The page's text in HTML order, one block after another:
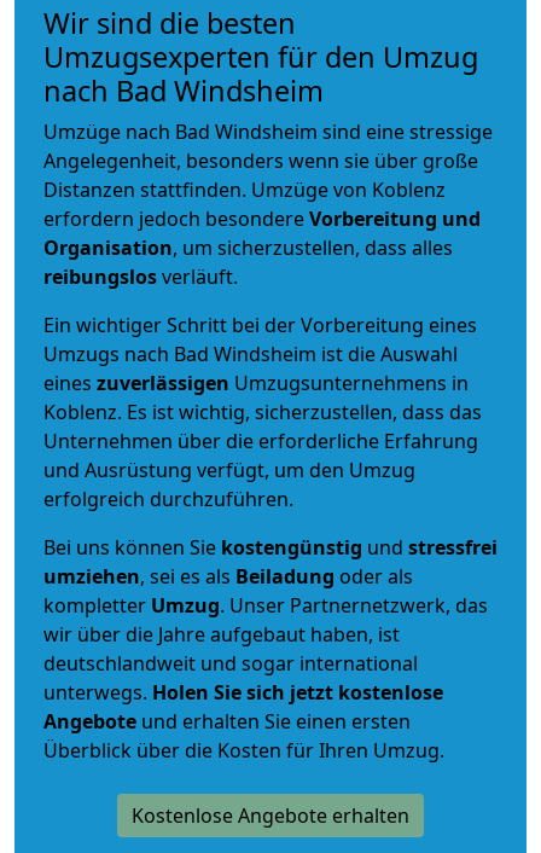
Wir sind die besten
Umzugsexperten für den Umzug
nach Bad Windsheim
Umzüge nach Bad Windsheim sind eine stressige
Angelegenheit, besonders wenn sie über große
Distanzen stattfinden. Umzüge von Koblenz
erfordern jedoch besondereVorbereitung und
Organisation, um sicherzustellen, dass alles
reibungslosverläuft.
Ein wichtiger Schritt bei der Vorbereitung eines
Umzugs nach Bad Windsheim ist die Auswahl
eines zuverlässigen Umzugsunternehmens in
Koblenz. Es ist wichtig, sicherzustellen, dass das
Unternehmen über die erforderliche Erfahrung
und Ausrüstung verfügt, um den Umzug
erfolgreich durchzuführen.
Bei uns können Sie kostengünstig und stressfrei
umziehen, sei es als Beiladung oder als
kompletter Umzug. Unser Partnernetzwerk, das
wir über die Jahre aufgebaut haben, ist
deutschlandweit und sogar international
unterwegs. Holen Sie sich jetzt kostenlose
Angebote und erhalten Sie einen ersten
Überblick über die Kosten für Ihren Umzug.
Kostenlose Angebote erhalten